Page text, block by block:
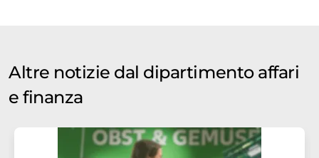
Altre notizie dal dipartimento affari
e finanza